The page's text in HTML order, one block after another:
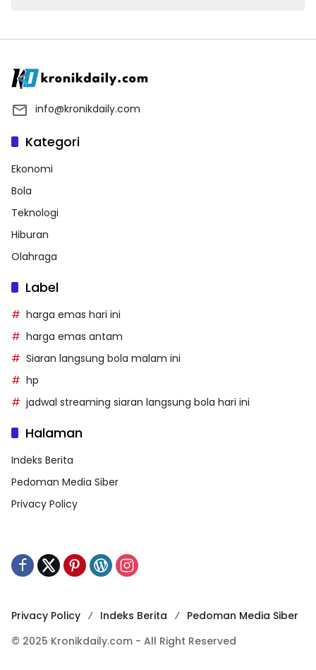
info@kronikdaily.com
Kategori
Ekonomi
Bola
Teknologi
Hiburan
Olahraga
Label
harga emas hari ini
harga emas antam
Siaran langsung bola malam ini
hp
jadwal streaming siaran langsung bola hari ini
Halaman
Indeks Berita
Pedoman Media Siber
Privacy Policy
Privacy Policy Indeks Berita
Pedoman Media Siber
© 2025 Kronikdaily.com - All Right Reserved